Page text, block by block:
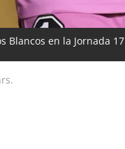
en la Jornada